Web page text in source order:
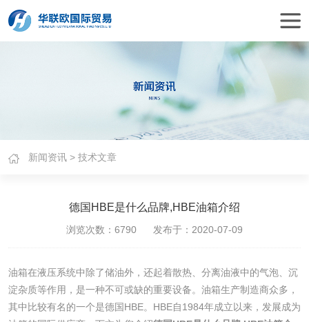
新闻资讯 >技术文章
德国HBE是什么品牌,HBE油箱介绍
浏览次数：6790 发布于：2020-07-09
油箱在液压系统中除了储油外，还起着散热、分离油液中的气泡、沉
淀杂质等作用，是一种不可或缺的重要设备。油箱生产制造商众多，
其中比较有名的一个是德国HBE。HBE自1984年成立以来，发展成为